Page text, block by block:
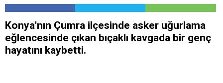
Konya'nın Çumra ilçesinde asker uğurlama
eğlencesinde çıkan bıçaklı kavgada bir genç
hayatını kaybetti.